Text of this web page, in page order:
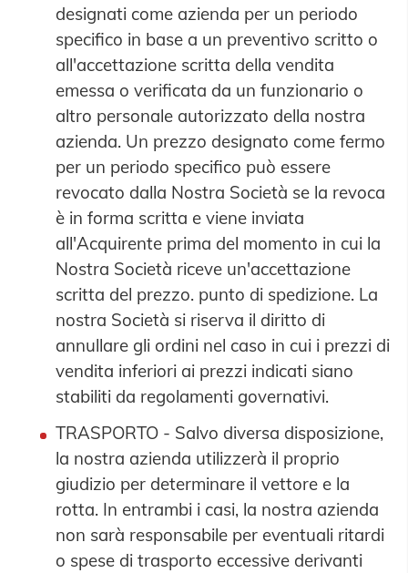
designati come azienda per un periodo
specifico in base a un preventivo scritto o
all'accettazione scritta della vendita
emessa o verificata da un funzionario o
altro personale autorizzato della nostra
azienda. Un prezzo designato come fermo
per un periodo specifico può essere
revocato dalla Nostra Società se la revoca
è in forma scritta e viene inviata
all'Acquirente prima del momento in cui la
Nostra Società riceve un'accettazione
scritta del prezzo. punto di spedizione. La
nostra Società si riserva il diritto di
annullare gli ordini nel caso in cui i prezzi di
vendita inferiori ai prezzi indicati siano
stabiliti da regolamenti governativi.
TRASPORTO - Salvo diversa disposizione,
la nostra azienda utilizzerà il proprio
giudizio per determinare il vettore e la
rotta. In entrambi i casi, la nostra azienda
non sarà responsabile per eventuali ritardi
o spese di trasporto eccessive derivanti